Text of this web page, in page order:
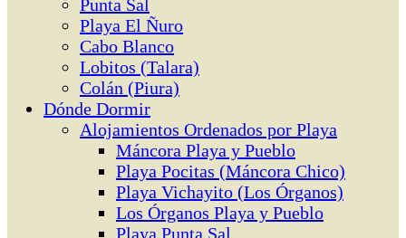
Punta Sal
Playa El Ñuro
Cabo Blanco
Lobitos (Talara)
Colán (Piura)
Dónde Dormir
Alojamientos Ordenados por Playa
Máncora Playa y Pueblo
Playa Pocitas (Máncora Chico)
Playa Vichayito (Los Órganos)
Los Órganos Playa y Pueblo
Playa Punta Sal